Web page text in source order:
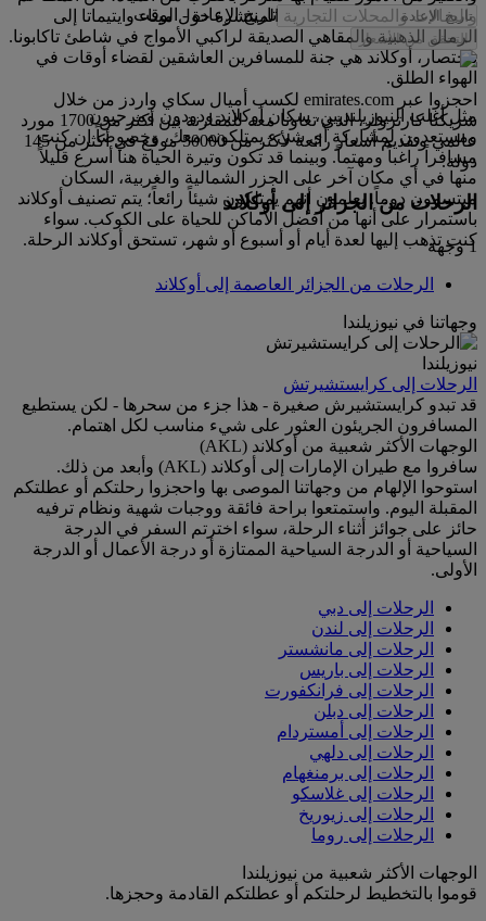
والصالات والمحلات التجارية المنتشرة حول ميناء وايتيماتا إلى
الرمال الذهبية والمقاهي الصديقة لراكبي الأمواج في شاطئ تاكابونا.
باختصار، أوكلاند هي جنة للمسافرين العاشقين لقضاء أوقات في
الهواء الطلق.
مثل أغلب النيوزيلنديين، سكان أوكلاند ودودون ومرحبون
ومستعدون لمشاركة أي شيء يمتلكونه معك، وخصوصاً إن كنت
مسافراً راغباً ومهتماً. وبينما قد تكون وتيرة الحياة هنا أسرع قليلاً
منها في أي مكان آخر على الجزر الشمالية والغربية، السكان
مبتسمون دوماً. يعلمون أنهم يمتلكون شيئاً رائعاً؛ يتم تصنيف أوكلاند
باستمرار على أنها من أفضل الأماكن للحياة على الكوكب. سواء
كنت تذهب إليها لعدة أيام أو أسبوع أو شهر، تستحق أوكلاند الرحلة.
تاريخ الإعادة - الوقت
التحقق من الأسعار
احجزوا عبر emirates.com لكسب أميال سكاي واردز من خلال
شريكنا كارترولر، الذي تعاونا معه للمقارنة بين أكثر من 1700 مورد
عالمي وتقديم أسعار رائعة لأكثر من 50000 موقع في أكثر من 145
دولة.
الرحلات من الجزائر إلى أوكلاند
1 وجهة
الرحلات من الجزائر العاصمة إلى أوكلاند
وجهاتنا في نيوزيلندا
نيوزيلندا
الرحلات إلى كرايستشيرتش
قد تبدو كرايستشيرش صغيرة - هذا جزء من سحرها - لكن يستطيع
المسافرون الجريئون العثور على شيء مناسب لكل اهتمام.
الوجهات الأكثر شعبية من أوكلاند (AKL)
سافروا مع طيران الإمارات إلى أوكلاند (AKL) وأبعد من ذلك.
استوحوا الإلهام من وجهاتنا الموصى بها واحجزوا رحلتكم أو عطلتكم
المقبلة اليوم. واستمتعوا براحة فائقة ووجبات شهية ونظام ترفيه
حائز على جوائز أثناء الرحلة، سواء اخترتم السفر في الدرجة
السياحية أو الدرجة السياحية الممتازة أو درجة الأعمال أو الدرجة
الأولى.
الرحلات إلى دبي
الرحلات إلى لندن
الرحلات إلى مانشستر
الرحلات إلى باريس
الرحلات إلى فرانكفورت
الرحلات إلى دبلن
الرحلات إلى أمستردام
الرحلات إلى دلهي
الرحلات إلى برمنغهام
الرحلات إلى غلاسكو
الرحلات إلى زيوريخ
الرحلات إلى روما
الوجهات الأكثر شعبية من نيوزيلندا
قوموا بالتخطيط لرحلتكم أو عطلتكم القادمة وحجزها.